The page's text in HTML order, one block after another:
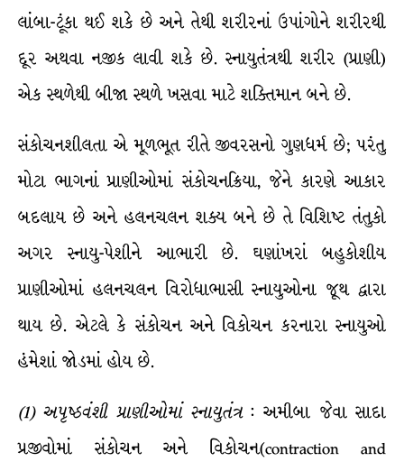
લાંબા-ટૂંકા થઈ શકે છે અને તેથી શરીરનાં ઉપાંગોને શરીરથી
દૂર અથવા નજીક લાવી શકે છે. સ્નાયુતંત્રથી શરીર (પ્રાણી)
એક સ્થળેથી બીજા સ્થળે ખસવા માટે શક્તિમાન બને છે.
સંકોચનશીલતા એ મૂળભૂત રીતે જીવરસનો ગુણધર્મ છે; પરંતુ
મોટા ભાગનાં પ્રાણીઓમાં સંકોચનક્રિયા, જેને કારણે આકાર
બદલાય છે અને હલનચલન શક્ય બને છે તે વિશિષ્ટ તંતુકો
અગર સ્નાયુ-પેશીને આભારી છે. ઘણાંખરાં બહુકોશીય
પ્રાણીઓમાં હલનચલન વિરોધાભાસી સ્નાયુઓના જૂથ દ્વારા
થાય છે. એટલે કે સંકોચન અને વિકોચન કરનારા સ્નાયુઓ
હંમેશાં જોડમાં હોય છે.
(1) અપૃષ્ઠવંશી પ્રાણીઓમાં સ્નાયુતંત્ર: અમીબા જેવા સાદા
પ્રજીવોમાં સંકોચન અને વિકોચન(contraction and